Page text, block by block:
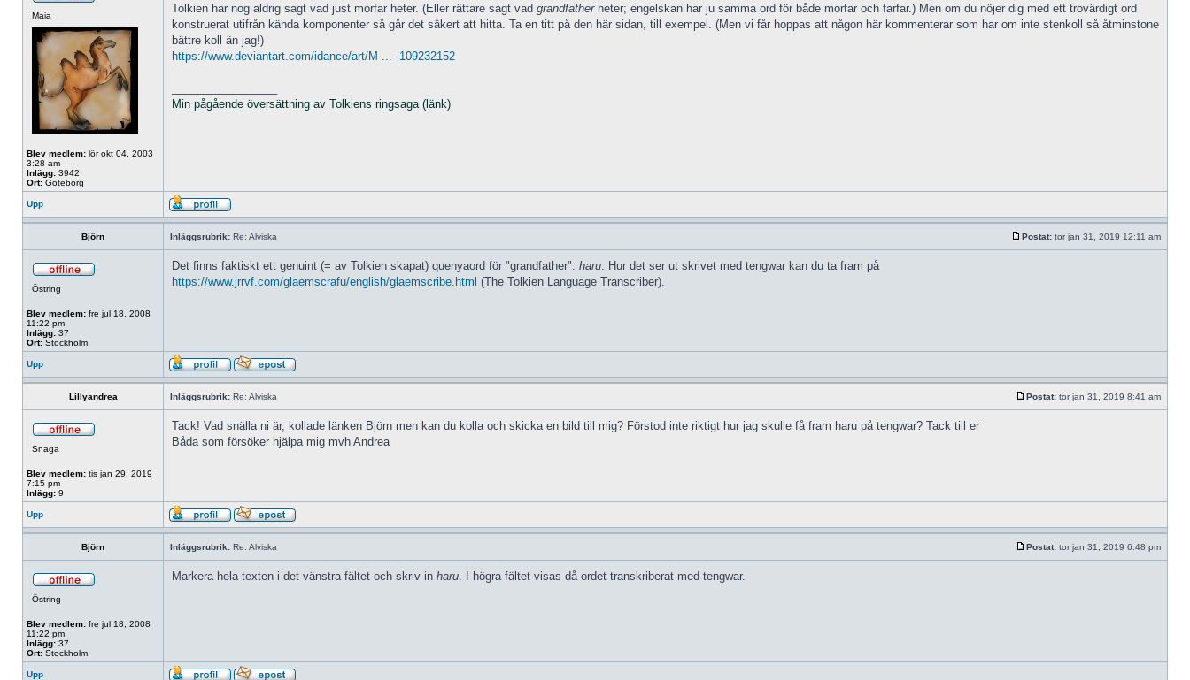
Maia
Blev medlem: lör okt 04, 2003
3:28 am
Inlägg: 3942
Ort: Göteborg
Tolkien har nog aldrig sagt vad just morfar heter. (Eller rättare sagt vad grandfatherheter; engelskan har ju samma ord för både morfar och farfar.) Men om du nöjer dig med ett trovärdigt ord
konstruerat utifrån kända komponenter så går det säkert att hitta. Ta en titt på den här sidan, till exempel. (Men vi får hoppas att någon här kommenterar som har om inte stenkoll så åtminstone
bättre koll än jag!)
https://www.deviantart.com/idance/art/M ... -109232152
Min pågående översättning av Tolkiens ringsaga (länk)
Upp
Björn Inläggsrubrik: Re: Alviska Postat: tor jan 31, 2019 12:11 am
Östring
Blev medlem: fre jul 18, 2008
11:22 pm
Inlägg: 37
Ort: Stockholm
Det finns faktiskt ett genuint (= av Tolkien skapat) quenyaord för "grandfather": haru. Hur det ser ut skrivet med tengwar kan du ta fram på
https://www.jrrvf.com/glaemscrafu/english/glaemscribe.html (The Tolkien Language Transcriber).
Upp
Lillyandrea Inläggsrubrik: Re: Alviska Postat: tor jan 31, 2019 8:41 am
Snaga
Blev medlem: tis jan 29, 2019
7:15 pm
Inlägg: 9
Tack! Vad snälla ni är, kollade länken Björn men kan du kolla och skicka en bild till mig? Förstod inte riktigt hur jag skulle få fram haru på tengwar? Tack till er
Båda som försöker hjälpa mig mvh Andrea
Upp
Björn Inläggsrubrik: Re: Alviska Postat: tor jan 31, 2019 6:48 pm
Östring
Blev medlem: fre jul 18, 2008
11:22 pm
Inlägg: 37
Ort: Stockholm
Markera hela texten i det vänstra fältet och skriv in haru. I högra fältet visas då ordet transkriberat med tengwar.
Upp